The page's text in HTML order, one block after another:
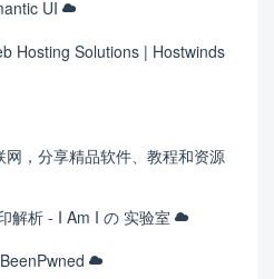
UI
Hosting Solutions | Hostwinds
，分享精品软件、教程和资源
解析 - I Am I の 实验室